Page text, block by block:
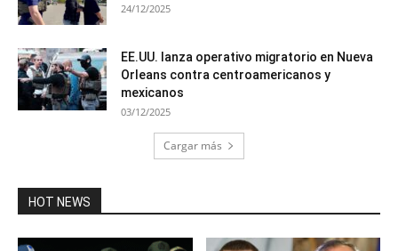
24/12/2025
EE.UU. lanza operativo migratorio en Nueva
Orleans contra centroamericanos y
mexicanos
03/12/2025
Cargar más
HOT NEWS